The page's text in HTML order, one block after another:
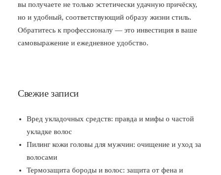
вы получаете не только эстетически удачную причёску,
но и удобный, соответствующий образу жизни стиль.
Обратитесь к профессионалу — это инвестиция в ваше
самовыражение и ежедневное удобство.
Свежие записи
Вред укладочных средств: правда и мифы о частой
укладке волос
Пилинг кожи головы для мужчин: очищение и уход за
волосами
Термозащита бороды и волос: защита от фена и